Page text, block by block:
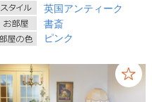
英国アンティーク
書斎
ピンク